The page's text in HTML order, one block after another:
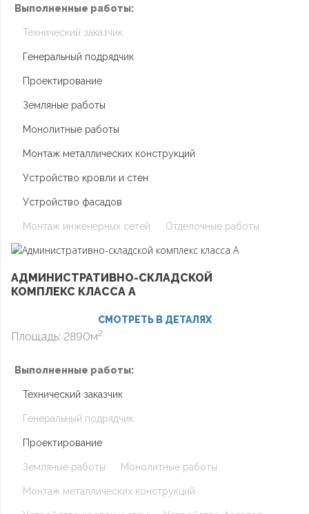
Выполненные работы:
Технический заказчик
Генеральный подрядчик
Проектирование
Земляные работы
Монолитные работы
Монтаж металлических конструкций
Устройство кровли и стен
Устройство фасадов
Монтаж инженерных сетей Отделочные работы
АДМИНИСТРАТИВНО-СКЛАДСКОЙ
КОМПЛЕКС КЛАССА А
СМОТРЕТЬ В ДЕТАЛЯХ
Площадь: 2890м2
Выполненные работы:
Технический заказчик
Генеральный подрядчик
Проектирование
Земляные работы Монолитные работы
Монтаж металлических конструкций